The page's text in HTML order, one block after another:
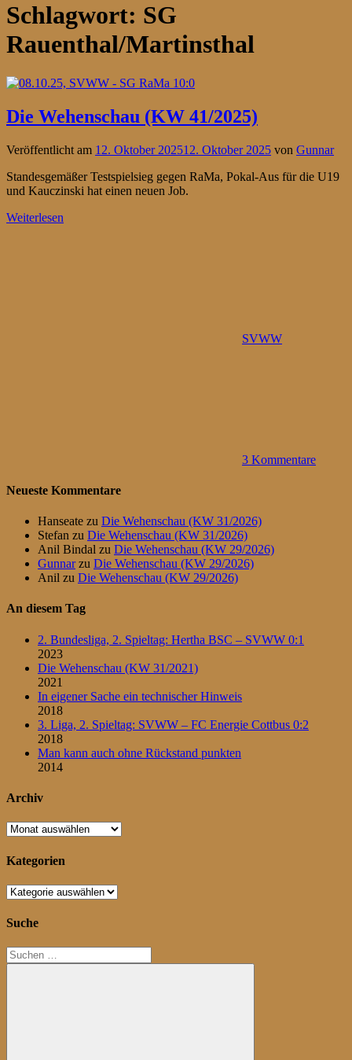
Schlagwort: SG
Rauenthal/Martinsthal
Die Wehenschau (KW 41/2025)
Veröffentlicht am 12. Oktober 202512. Oktober 2025 von Gunnar
Standesgemäßer Testspielsieg gegen RaMa, Pokal-Aus für die U19
und Kauczinski hat einen neuen Job.
Weiterlesen
SVWW
3 Kommentare
Neueste Kommentare
Hanseate zu Die Wehenschau (KW 31/2026)
Stefan zu Die Wehenschau (KW 31/2026)
Anil Bindal zu Die Wehenschau (KW 29/2026)
Gunnarzu Die Wehenschau (KW 29/2026)
Anil zu Die Wehenschau (KW 29/2026)
An diesem Tag
2. Bundesliga, 2. Spieltag: Hertha BSC – SVWW 0:1
2023
Die Wehenschau (KW 31/2021)
2021
In eigener Sache ein technischer Hinweis
2018
3. Liga, 2. Spieltag: SVWW – FC Energie Cottbus 0:2
2018
Man kann auch ohne Rückstand punkten
2014
Archiv
Archiv
Kategorien
Kategorien
Suche
Suchen
nach: